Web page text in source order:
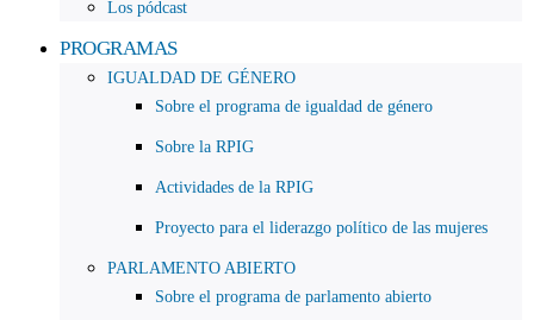
Los pódcast
PROGRAMAS
IGUALDAD DE GÉNERO
Sobre el programa de igualdad de género
Sobre la RPIG
Actividades de la RPIG
Proyecto para el liderazgo político de las mujeres
PARLAMENTO ABIERTO
Sobre el programa de parlamento abierto